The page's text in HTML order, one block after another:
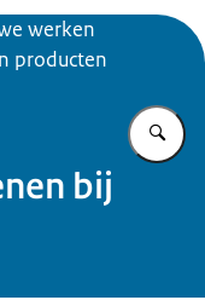
werken
producten
bij